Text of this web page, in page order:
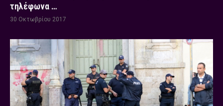
τηλέφωνα …
30 Οκτωβρίου 2017